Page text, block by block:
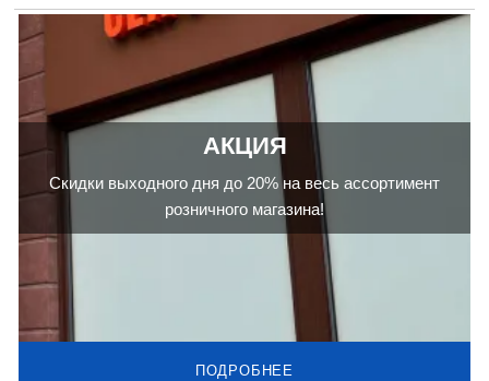
АКЦИЯ
Скидки выходного дня до 20% на весь ассортимент
розничного магазина!
ПОДРОБНЕЕ